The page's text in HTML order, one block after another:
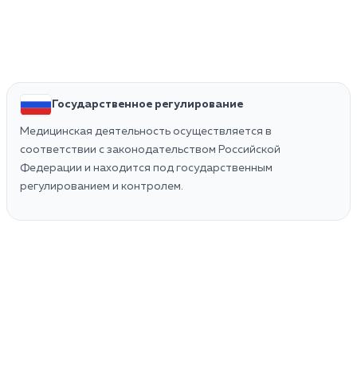
Государственное регулирование
Медицинская деятельность осуществляется в
соответствии с законодательством Российской
Федерации и находится под государственным
регулированием и контролем.